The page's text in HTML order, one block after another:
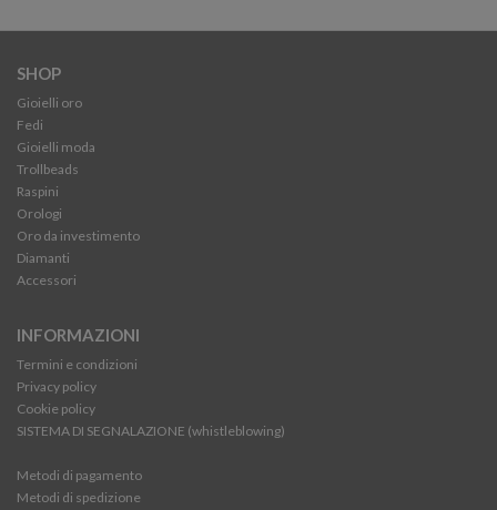
SHOP
Gioielli oro
Fedi
Gioielli moda
Trollbeads
Raspini
Orologi
Oro da investimento
Diamanti
Accessori
INFORMAZIONI
Termini e condizioni
Privacy policy
Cookie policy
SISTEMA DI SEGNALAZIONE (whistleblowing)
Metodi di pagamento
Metodi di spedizione